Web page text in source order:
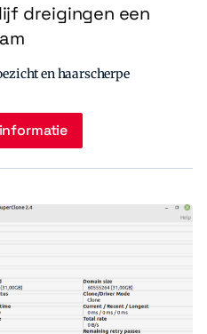
dreigingen een
en haarscherpe